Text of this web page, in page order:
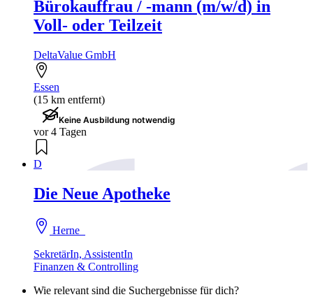
Bürokauffrau / -mann (m/w/d) in
Voll- oder Teilzeit
DeltaValue GmbH
Essen
(15 km entfernt)
Keine Ausbildung notwendig
vor 4 Tagen
D
Die Neue Apotheke
Herne
SekretärIn, AssistentIn
Finanzen & Controlling
Wie relevant sind die Suchergebnisse für dich?